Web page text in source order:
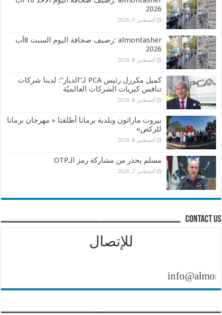
2026
أغسطس 9, 2026
almontasher :رصيف صحافة اليوم السبت 8آب
2026
أغسطس 8, 2026
كميل مكرزل رئيس PCA لـ”الديار”: لدينا شركات
تنافس كبريات الشركات العالميّة
أغسطس 8, 2026
بيروت ماراثون وبلدية برمانا أطلقتا « مهرجان برمانا
للركض»
أغسطس 8, 2026
مسلم يحذر من مشاركة رمز الـOTP
أغسطس 7, 2026
contact us
للإتصال